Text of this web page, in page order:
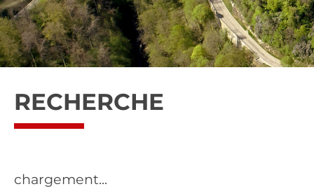
RECHERCHE
chargement...